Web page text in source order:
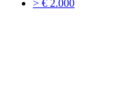
> € 2.000